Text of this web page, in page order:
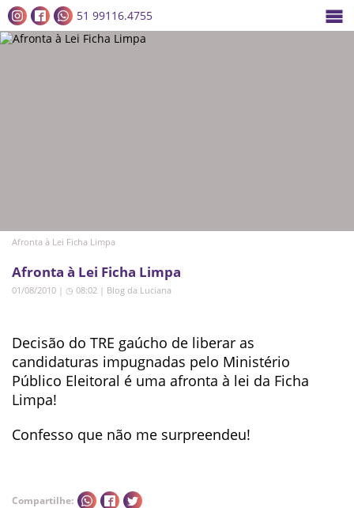
51 99116.4755
Afronta à Lei Ficha Limpa
Afronta à Lei Ficha Limpa
01/08/2010 | ◷ 08:02 | Blog da Luciana
Decisão do TRE gaúcho de liberar as
candidaturas impugnadas pelo Ministério
Público Eleitoral é uma afronta à lei da Ficha
Limpa!
Confesso que não me surpreendeu!
Compartilhe: